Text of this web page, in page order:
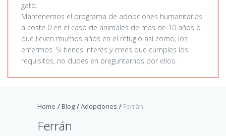
gato.
Mantenemos el programa de adopciones humanitarias
a coste 0 en el caso de animales de más de 10 años o
que lleven muchos años en el refugio así como, los
enfermos. Si tienes interés y crees que cumples los
requisitos, no dudes en preguntarnos por ellos.
Home Blog Adopciones Ferrán
Ferrán